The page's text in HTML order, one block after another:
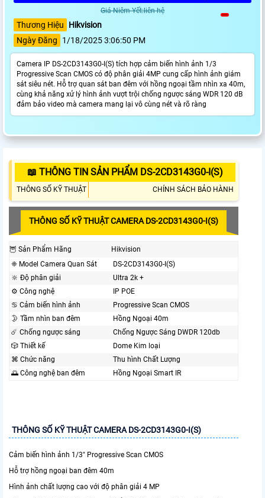
Giá Niêm Yết:liên hệ
Thương Hiệu
Hikvision
Ngày Đăng
1/18/2025 3:06:50 PM
Camera IP DS-2CD3143G0-I(S) tích hợp cảm biến hình ảnh 1/3
Progressive Scan CMOS có độ phân giải 4MP cung cấp hình ảnh giám
sát siêu nét. Hỗ trợ quan sát ban đêm với hồng ngoại tầm nhìn xa 40m,
cùng khả năng xử lý hình ảnh vượt trội chống ngược sáng WDR 120 dB
đảm bảo video mà camera mang lại vô cùng nét và rõ ràng
📖 THÔNG TIN SẢN PHẨM DS-2CD3143G0-I(S)
THÔNG SỐ KỸ THUẬT CHÍNH SÁCH BẢO HÀNH
THÔNG SỐ KỸ THUẬT CAMERA DS-2CD3143G0-I(S)
🦉 Sản Phẩm Hãng
Hikvision
❈ Model Camera Quan Sát
DS-2CD3143G0-I(S)
🔆 Độ phân giải
Ultra 2k +
⚙ Công nghệ
IP POE
♋ Cảm biến hình ảnh
Progressive Scan CMOS
🌛 Tầm nhìn ban đêm
Hồng Ngoại 40m
☄️ Chống ngược sáng
Chống Ngược Sáng DWDR 120db
🎲 Thiết kế
Dome Kim loại
⌘ Chức năng
Thu hình Chất Lượng
🌅 Công nghệ ban đêm
Hồng Ngoại Smart IR
THÔNG SỐ KỸ THUẬT CAMERA DS-2CD3143G0-I(S)
Cảm biến hình ảnh 1/3" Progressive Scan CMOS
Hỗ trợ hồng ngoại ban đêm 40m
Hình ảnh chất lượng cao với độ phân giải 4 MP